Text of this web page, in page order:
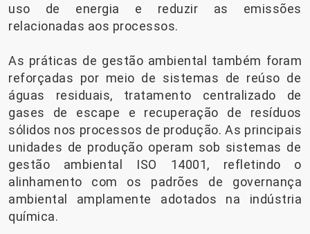
uso de energia e reduzir as emissões
relacionadas aos processos.
As práticas de gestão ambiental também foram
reforçadas por meio de sistemas de reúso de
águas residuais, tratamento centralizado de
gases de escape e recuperação de resíduos
sólidos nos processos de produção. As principais
unidades de produção operam sob sistemas de
gestão ambiental ISO 14001, refletindo o
alinhamento com os padrões de governança
ambiental amplamente adotados na indústria
química.